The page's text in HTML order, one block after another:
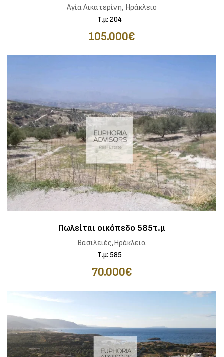
Αγία Αικατερίνη, Ηράκλειο
Τ.μ: 204
105.000€
Πωλείται οικόπεδο 585τ.μ
Βασιλειές,Ηράκλειο.
Τ.μ: 585
70.000€